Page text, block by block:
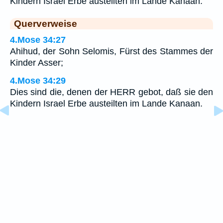
Querverweise
4.Mose 34:27
Ahihud, der Sohn Selomis, Fürst des Stammes der
Kinder Asser;
4.Mose 34:29
Dies sind die, denen der HERR gebot, daß sie den
Kindern Israel Erbe austeilten im Lande Kanaan.